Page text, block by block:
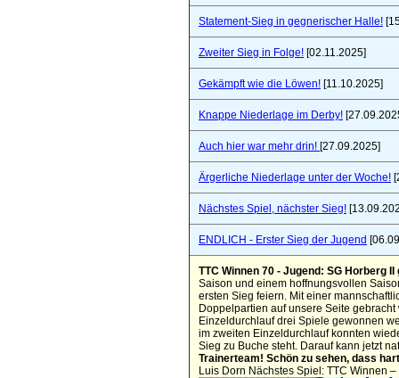
Statement-Sieg in gegnerischer Halle!
Zweiter Sieg in Folge! [02.11.2025]
Gekämpft wie die Löwen! [11.10.2025]
Knappe Niederlage im Derby!
Auch hier war mehr drin! [27.09.2025]
Ärgerliche Niederlage unter der Woche!
Nächstes Spiel, nächster Sieg!
ENDLICH - Erster Sieg der Jugend
TTC Winnen 70 - Jugend: SG Horberg II
Saison und einem hoffnungsvollen
ersten Sieg feiern. Mit einer
Doppelpartien auf unsere Seite
Einzeldurchlauf drei Spiele gewonnen
im zweiten Einzeldurchlauf konnten
Sieg zu Buche steht. Darauf kann jetzt
Trainerteam! Schön zu sehen, dass
Luis Dorn Nächstes Spiel: TTC Winnen